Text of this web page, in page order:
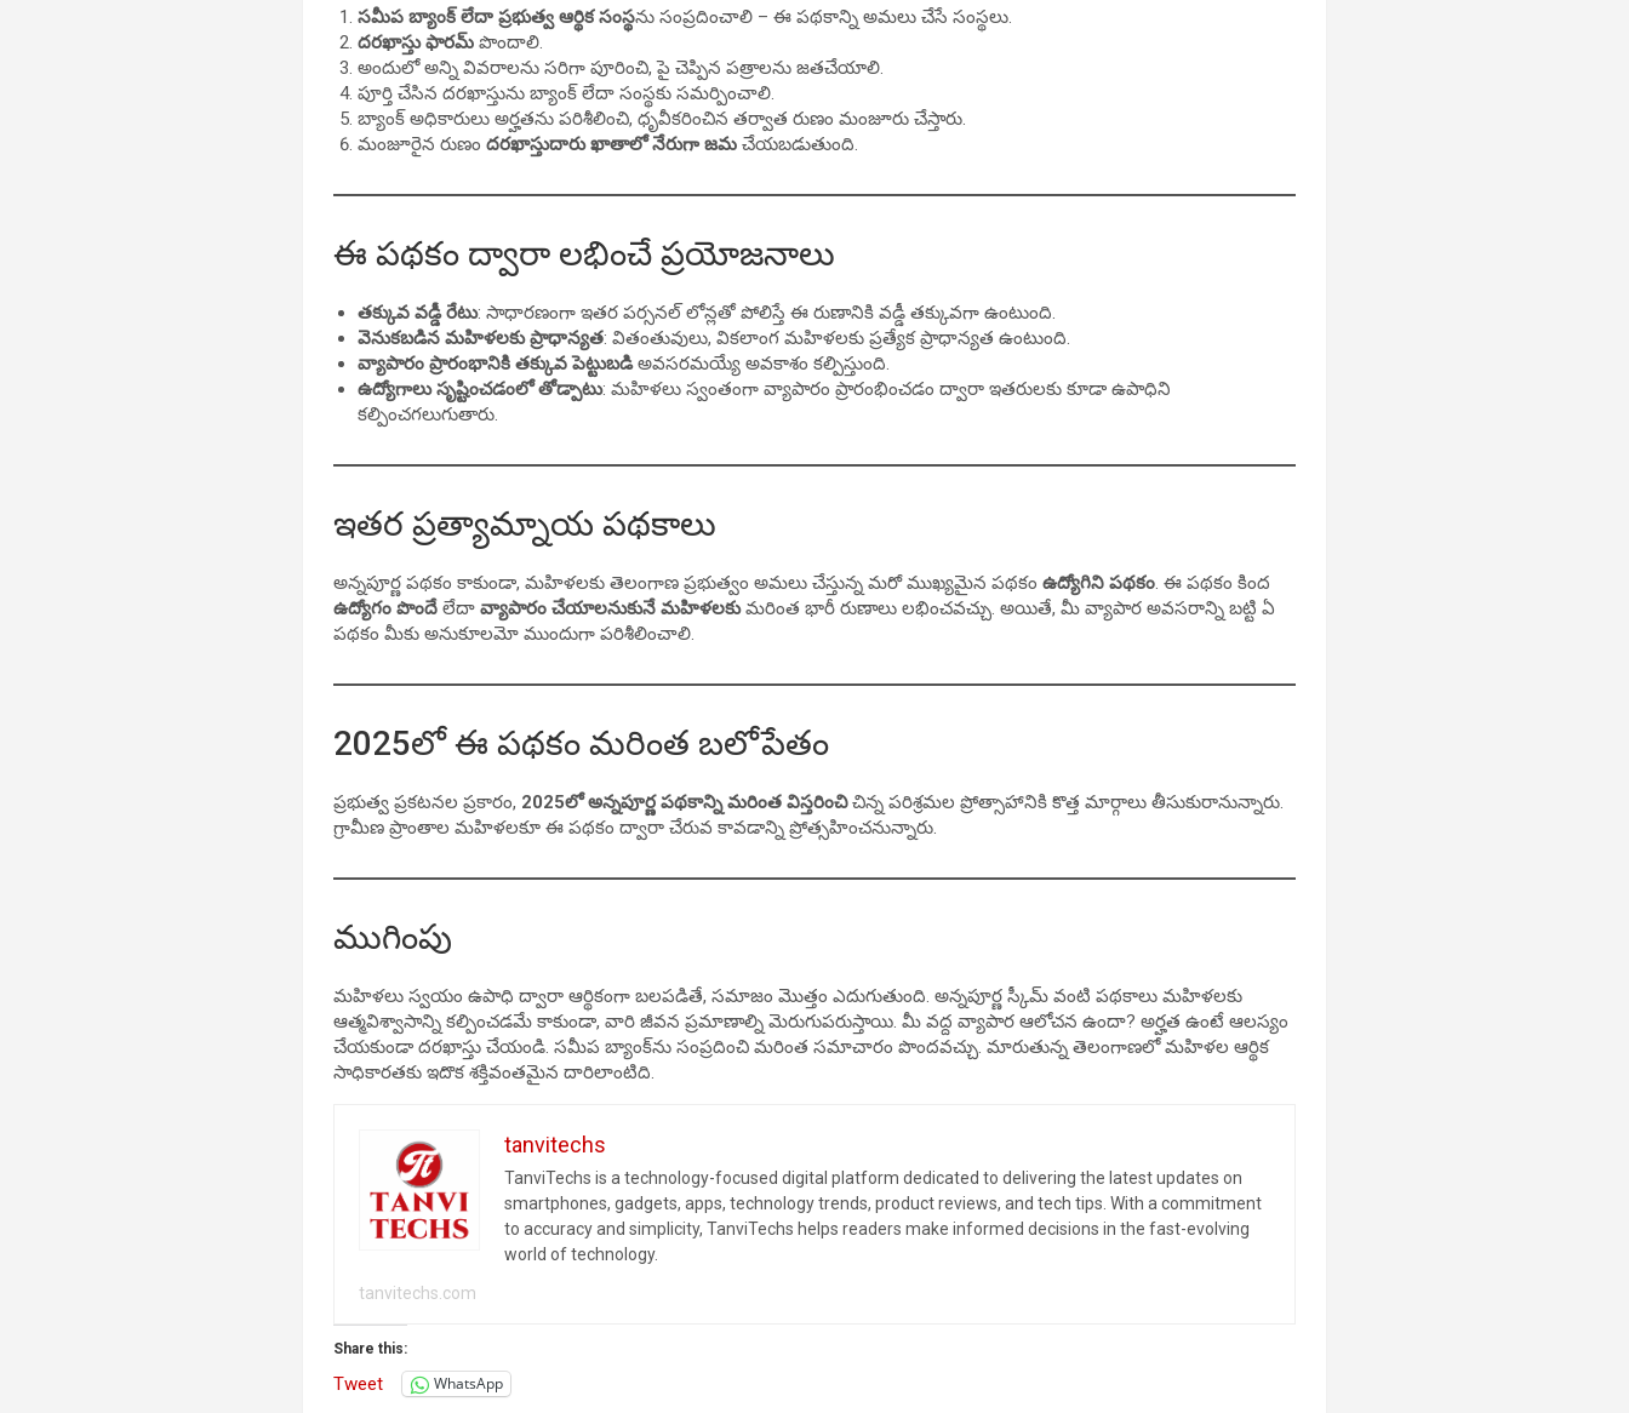
సమీప బ్యాంక్ లేదా ప్రభుత్వ ఆర్థిక సంస్థను సంప్రదించాలి – ఈ పథకాన్ని అమలు చేసే సంస్థలు.
దరఖాస్తు ఫారమ్ పొందాలి.
అందులో అన్ని వివరాలను సరిగా పూరించి, పై చెప్పిన పత్రాలను జతచేయాలి.
పూర్తి చేసిన దరఖాస్తును బ్యాంక్ లేదా సంస్థకు సమర్పించాలి.
బ్యాంక్ అధికారులు అర్హతను పరిశీలించి, ధృవీకరించిన తర్వాత రుణం మంజూరు చేస్తారు.
మంజూరైన రుణందరఖాస్తుదారు ఖాతాలో నేరుగా జమ చేయబడుతుంది.
ఈ పథకం ద్వారా లభించే ప్రయోజనాలు
తక్కువ వడ్డీ రేటు: సాధారణంగా ఇతర పర్సనల్ లోన్లతో పోలిస్తే ఈ రుణానికి వడ్డీ తక్కువగా ఉంటుంది.
వెనుకబడిన మహిళలకు ప్రాధాన్యత: వితంతువులు, వికలాంగ మహిళలకు ప్రత్యేక ప్రాధాన్యత ఉంటుంది.
వ్యాపారం ప్రారంభానికి తక్కువ పెట్టుబడిఅవసరమయ్యే అవకాశం కల్పిస్తుంది.
ఉద్యోగాలు సృష్టించడంలో తోడ్పాటు: మహిళలు స్వంతంగా వ్యాపారం ప్రారంభించడం ద్వారా ఇతరులకు కూడా ఉపాధిని
కల్పించగలుగుతారు.
ఇతర ప్రత్యామ్నాయ పథకాలు
అన్నపూర్ణ పథకం కాకుండా, మహిళలకు తెలంగాణ ప్రభుత్వం అమలు చేస్తున్న మరో ముఖ్యమైన పథకంఉద్యోగిని పథకం. ఈ పథకం కింద
ఉద్యోగం పొందే లేదావ్యాపారం చేయాలనుకునే మహిళలకుమరింత భారీ రుణాలు లభించవచ్చు. అయితే, మీ వ్యాపార అవసరాన్ని బట్టి ఏ
పథకం మీకు అనుకూలమో ముందుగా పరిశీలించాలి.
2025లో ఈ పథకం మరింత బలోపేతం
ప్రభుత్వ ప్రకటనల ప్రకారం, 2025లో అన్నపూర్ణ పథకాన్ని మరింత విస్తరించిచిన్న పరిశ్రమల ప్రోత్సాహానికి కొత్త మార్గాలు తీసుకురానున్నారు.
గ్రామీణ ప్రాంతాల మహిళలకూ ఈ పథకం ద్వారా చేరువ కావడాన్ని ప్రోత్సహించనున్నారు.
ముగింపు
మహిళలు స్వయం ఉపాధి ద్వారా ఆర్థికంగా బలపడితే, సమాజం మొత్తం ఎదుగుతుంది. అన్నపూర్ణ స్కీమ్ వంటి పథకాలు మహిళలకు
ఆత్మవిశ్వాసాన్ని కల్పించడమే కాకుండా, వారి జీవన ప్రమాణాల్ని మెరుగుపరుస్తాయి. మీ వద్ద వ్యాపార ఆలోచన ఉందా? అర్హత ఉంటే ఆలస్యం
చేయకుండా దరఖాస్తు చేయండి. సమీప బ్యాంక్‌ను సంప్రదించి మరింత సమాచారం పొందవచ్చు. మారుతున్న తెలంగాణలో మహిళల ఆర్థిక
సాధికారతకు ఇదొక శక్తివంతమైన దారిలాంటిది.
tanvitechs
TanviTechs is a technology-focused digital platform dedicated to delivering the latest updates on
smartphones, gadgets, apps, technology trends, product reviews, and tech tips. With a commitment
to accuracy and simplicity, TanviTechs helps readers make informed decisions in the fast-evolving
world of technology.
tanvitechs.com
Share this:
Tweet WhatsApp